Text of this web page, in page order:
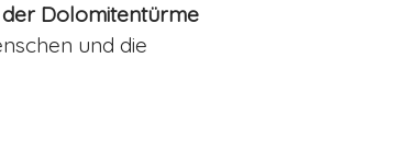
Dolomitentürme
und die